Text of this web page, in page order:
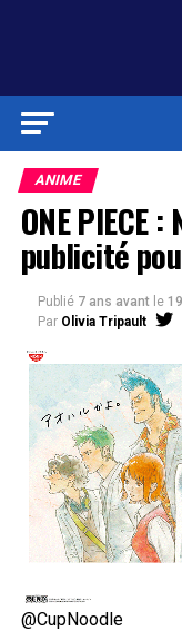
ANIME
ONE PIECE
publicité
Publié 7 ans avant le
Par Olivia Tripault
@CupNoodle